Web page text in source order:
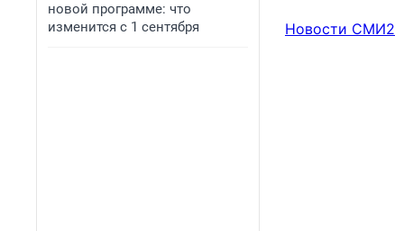
новой программе: что
изменится с 1 сентября
Новости СМИ2